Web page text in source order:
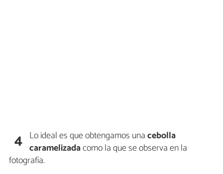
4 Lo ideal es que obtengamos unacebolla
caramelizadacomo la que se observa en la
fotografía.